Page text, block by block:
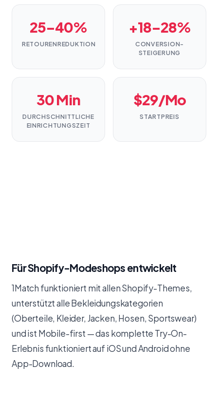
25–40%
RETOURENREDUKTION
+18–28%
CONVERSION-
STEIGERUNG
30 Min
DURCHSCHNITTLICHE
EINRICHTUNGSZEIT
$29/Mo
STARTPREIS
Für Shopify-Modeshops entwickelt
1Match funktioniert mit allen Shopify-Themes,
unterstützt alle Bekleidungskategorien
(Oberteile, Kleider, Jacken, Hosen, Sportswear)
und ist Mobile-first — das komplette Try-On-
Erlebnis funktioniert auf iOS und Android ohne
App-Download.